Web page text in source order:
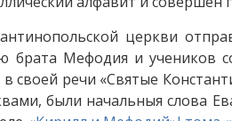
церкви
Мефодия и учеников
в своей речи «Святые
были начальныя слова